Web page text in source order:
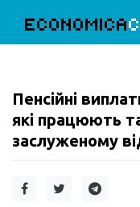
ECONOMICA
Пенсійні
які працюють
заслуженому